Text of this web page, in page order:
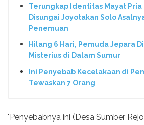
Terungkap Identitas Mayat Pria
Disungai Joyotakan Solo
Penemuan
Hilang 6 Hari, Pemuda Jepara
Misterius di Dalam Sumur
Ini Penyebab Kecelakaan di
Tewaskan 7 Orang
"Penyebabnya ini (Desa Sumber